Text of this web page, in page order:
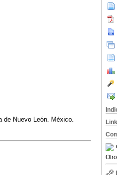
de Nuevo León. México.